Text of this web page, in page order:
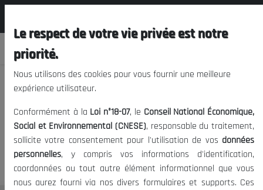
Nous vous prions de nous
excuser, mais l'accès à ce
contenu est restreint.
Le respect de votre vie privée est notre
priorité.
Nous utilisons des cookies pour vous fournir une meilleure
expérience utilisateur.
Conformément à la Loi n°18-07, le Conseil National Économique,
Social et Environnemental (CNESE), responsable du traitement,
sollicite votre consentement pour l'utilisation de vos données
personnelles, y compris vos informations d'identification,
coordonnées ou tout autre élément informationnel que vous
nous aurez fourni via nos divers formulaires et supports. Ces